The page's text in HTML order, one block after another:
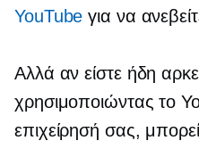
YouTube για να
Αλλά αν είστε ήδη
χρησιμοποιώντας το
επιχείρησή σας,